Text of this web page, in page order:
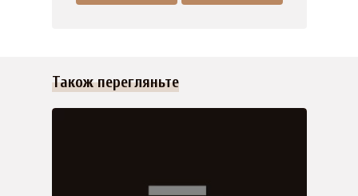
Також перегляньте